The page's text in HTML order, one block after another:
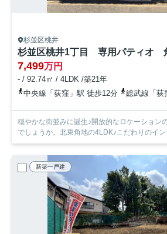
杉並区桃井
7,499万円
- / 92.74㎡ / 4LDK /築21年
中央線「荻窪」駅 徒歩12分
総武線「荻
穏やかな街並みに誕生♪開放的なロケーション
でしょうか。北東角地の4LDK♪こだわりのイ
新築一戸建